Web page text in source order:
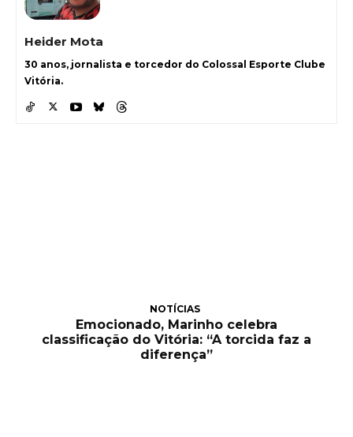
Heider Mota
30 anos, jornalista e torcedor do Colossal Esporte Clube
Vitória.
NOTÍCIAS
Emocionado, Marinho celebra
classificação do Vitória: “A torcida faz a
diferença”